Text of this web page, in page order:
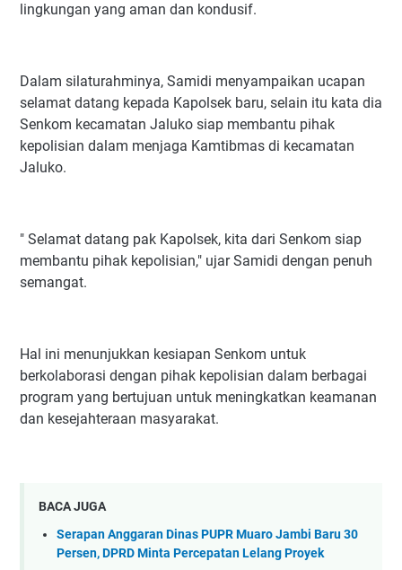
lingkungan yang aman dan kondusif.
Dalam silaturahminya, Samidi menyampaikan ucapan
selamat datang kepada Kapolsek baru, selain itu kata dia
Senkom kecamatan Jaluko siap membantu pihak
kepolisian dalam menjaga Kamtibmas di kecamatan
Jaluko.
" Selamat datang pak Kapolsek, kita dari Senkom siap
membantu pihak kepolisian," ujar Samidi dengan penuh
semangat.
Hal ini menunjukkan kesiapan Senkom untuk
berkolaborasi dengan pihak kepolisian dalam berbagai
program yang bertujuan untuk meningkatkan keamanan
dan kesejahteraan masyarakat.
BACA JUGA
Serapan Anggaran Dinas PUPR Muaro Jambi Baru 30
Persen, DPRD Minta Percepatan Lelang Proyek